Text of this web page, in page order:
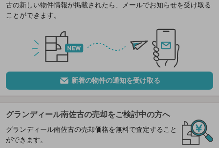
古の新しい物件情報が掲載されたら、メールでお知らせを受け取る
ことができます。
新着の物件の通知を受け取る
グランディール南佐古の売却をご検討中の方へ
グランディール南佐古の売却価格を無料で査定すること
ができます。